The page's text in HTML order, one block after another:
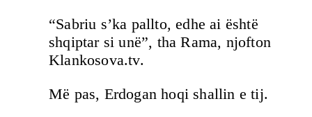
“Sabriu s’ka pallto, edhe ai është
shqiptar si unë”, tha Rama, njofton
Klankosova.tv.
Më pas, Erdogan hoqi shallin e tij.